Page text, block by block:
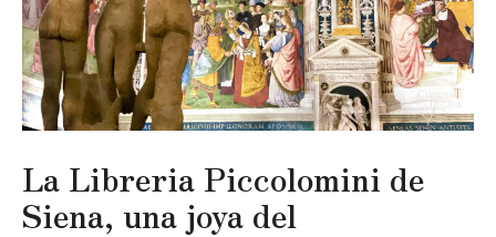
La Libreria Piccolomini de
Siena, una joya del